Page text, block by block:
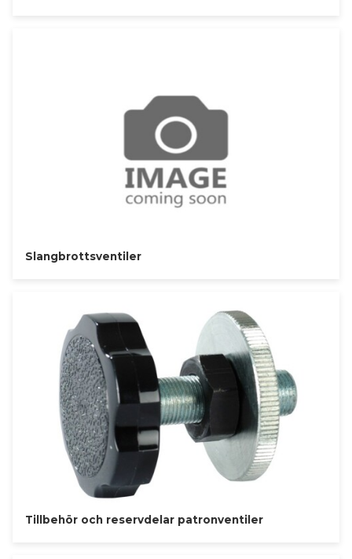
Slangbrottsventiler
Tillbehör och reservdelar patronventiler